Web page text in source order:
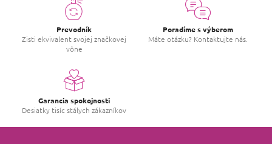
Prevodník
Zisti ekvivalent svojej značkovej
vône
Poradíme s výberom
Máte otázku? Kontaktujte nás.
Garancia spokojnosti
Desiatky tisíc stálych zákazníkov